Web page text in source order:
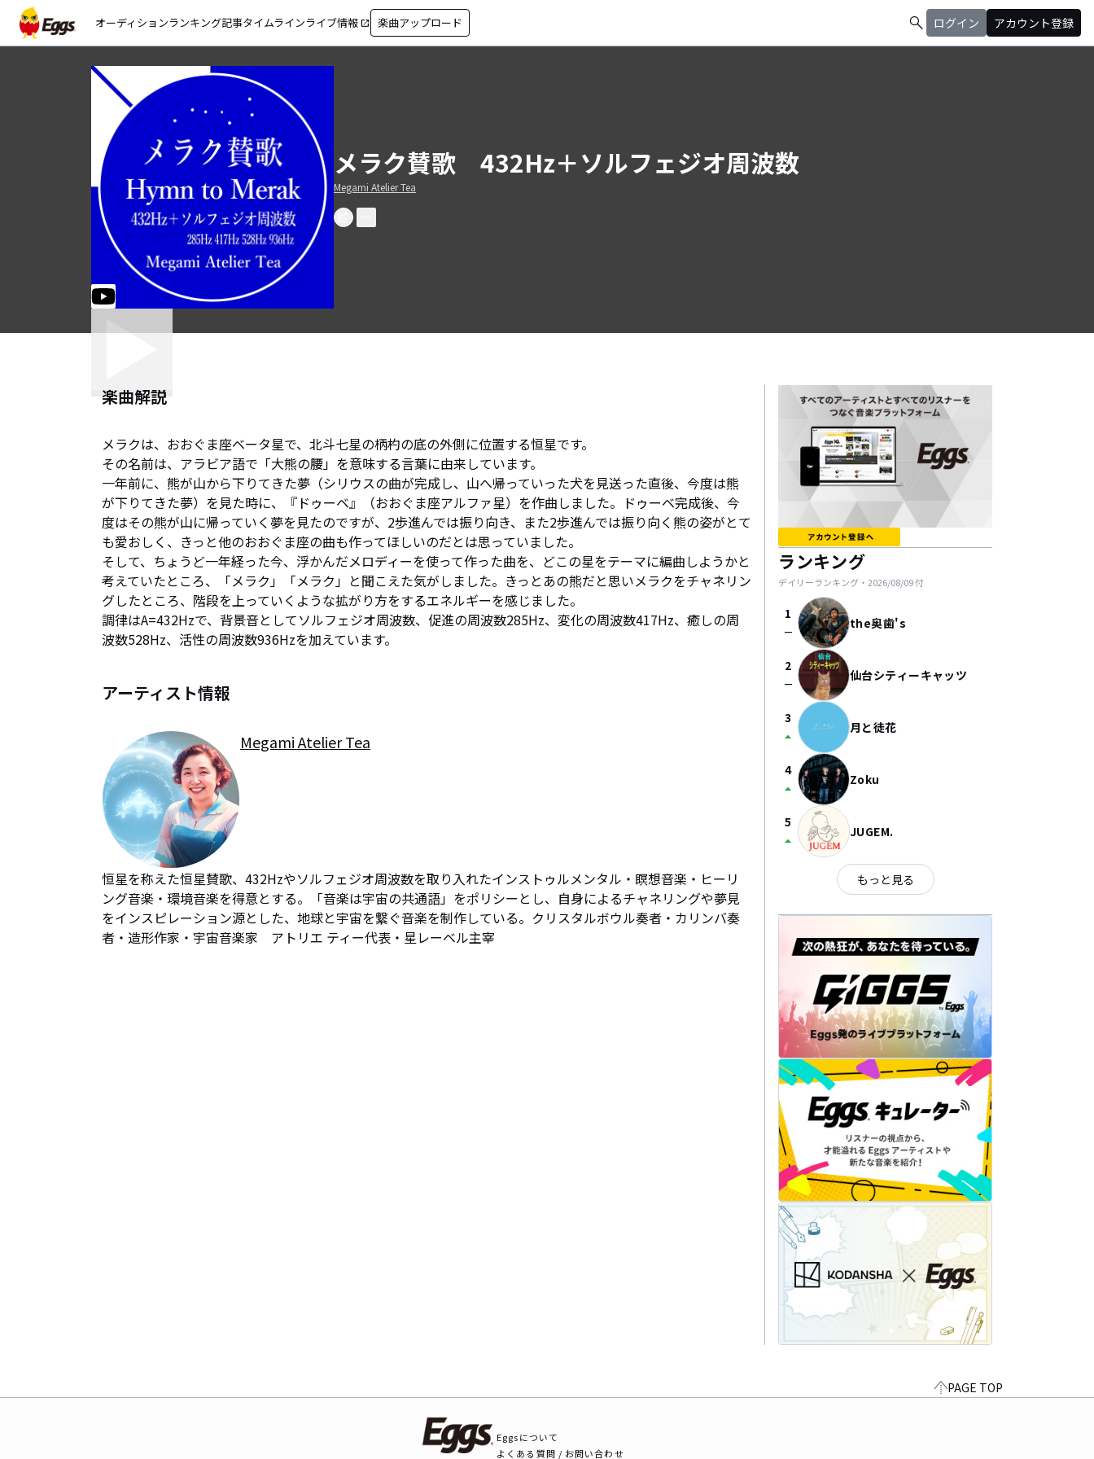
オーディションランキング記事タイムラインライブ情報 open_in_new 楽曲アップロード search ログイン アカウント登録
メラク賛歌 432Hz＋ソルフェジオ周波数
Megami Atelier Tea
楽曲解説
メラクは、おおぐま座ベータ星で、北斗七星の柄杓の底の外側に位置する恒星です。
その名前は、アラビア語で「大熊の腰」を意味する言葉に由来しています。
一年前に、熊が山から下りてきた夢（シリウスの曲が完成し、山へ帰っていった犬を見送った直後、今度は熊
が下りてきた夢）を見た時に、『ドゥーベ』（おおぐま座アルファ星）を作曲しました。ドゥーベ完成後、今
度はその熊が山に帰っていく夢を見たのですが、2歩進んでは振り向き、また2歩進んでは振り向く熊の姿がとて
も愛おしく、きっと他のおおぐま座の曲も作ってほしいのだとは思っていました。
そして、ちょうど一年経った今、浮かんだメロディーを使って作った曲を、どこの星をテーマに編曲しようかと
考えていたところ、「メラク」「メラク」と聞こえた気がしました。きっとあの熊だと思いメラクをチャネリン
グしたところ、階段を上っていくような拡がり方をするエネルギーを感じました。
調律はA=432Hzで、背景音としてソルフェジオ周波数、促進の周波数285Hz、変化の周波数417Hz、癒しの周
波数528Hz、活性の周波数936Hzを加えています。
アーティスト情報
Megami Atelier Tea
恒星を称えた恒星賛歌、432Hzやソルフェジオ周波数を取り入れたインストゥルメンタル・瞑想音楽・ヒーリ
ング音楽・環境音楽を得意とする。「音楽は宇宙の共通語」をポリシーとし、自身によるチャネリングや夢見
をインスピレーション源とした、地球と宇宙を繋ぐ音楽を制作している。クリスタルボウル奏者・カリンバ奏
者・造形作家・宇宙音楽家　アトリエ ティー代表・星レーベル主宰
ランキング
デイリーランキング・ 2026/08/09付
1
check_indeterminate_small the奥歯's
2
check_indeterminate_small 仙台シティーキャッツ
3
arrow_drop_up 月と徒花
4
arrow_drop_up Zoku
5
arrow_drop_up JUGEM.
もっと見る
PAGE TOP
Eggsについて
よくある質問 / お問い合わせ